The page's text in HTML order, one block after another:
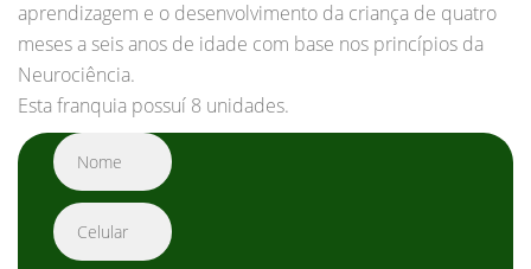
aprendizagem e o desenvolvimento da criança de quatro
meses a seis anos de idade com base nos princípios da
Neurociência.
Esta franquia possuí 8 unidades.